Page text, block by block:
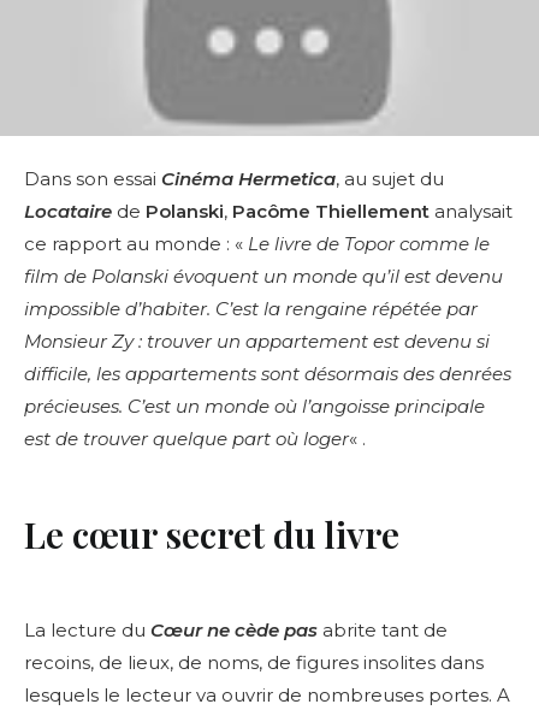
Dans son essai Cinéma Hermetica, au sujet du
Locataire de Polanski, Pacôme Thiellement analysait
ce rapport au monde : « Le livre de Topor comme le
film de Polanski évoquent un monde qu’il est devenu
impossible d’habiter. C’est la rengaine répétée par
Monsieur Zy : trouver un appartement est devenu si
difficile, les appartements sont désormais des denrées
précieuses. C’est un monde où l’angoisse principale
est de trouver quelque part où loger« .
Le cœur secret du livre
La lecture du Cœur ne cède pas abrite tant de
recoins, de lieux, de noms, de figures insolites dans
lesquels le lecteur va ouvrir de nombreuses portes. A